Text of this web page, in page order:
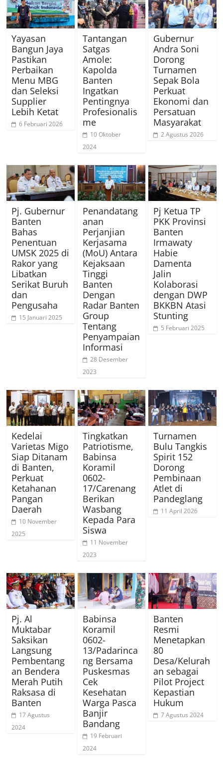
Yayasan
Bangun Jaya
Pastikan
Perbaikan
Menu MBG
dan Seleksi
Supplier
Lebih Ketat
6 Februari 2026
Tantangan
Satgas
Amole:
Kapolda
Banten
Ingatkan
Pentingnya
Profesionalis
me
10 Oktober
2024
Gubernur
Andra Soni
Dorong
Turnamen
Sepak Bola
Perkuat
Ekonomi dan
Persatuan
Masyarakat
2 Agustus 2026
Pj. Gubernur
Banten
Bahas
Penentuan
UMSK 2025 di
Rakor yang
Libatkan
Serikat Buruh
dan
Pengusaha
15 Januari 2025
Penandatang
anan
Perjanjian
Kerjasama
(MoU) Antara
Kejaksaan
Tinggi
Banten
Dengan
Radar Banten
Group
Tentang
Penyampaian
Informasi
28 Desember
2023
Pj Ketua TP
PKK Provinsi
Banten
Irmawaty
Habie
Damenta
Jalin
Kolaborasi
dengan DWP
BKKBN Atasi
Stunting
5 Februari 2025
Kedelai
Varietas Migo
Siap Ditanam
di Banten,
Perkuat
Ketahanan
Pangan
Daerah
10 November
2025
Tingkatkan
Patriotisme,
Babinsa
Koramil
0602-
17/Carenang
Berikan
Wasbang
Kepada Para
Siswa
11 November
2023
Turnamen
Bulu Tangkis
Spirit 152
Dorong
Pembinaan
Atlet di
Pandeglang
11 April 2026
Pj. Al
Muktabar
Saksikan
Langsung
Pembentang
an Bendera
Merah Putih
Raksasa di
Banten
17 Agustus
2024
Babinsa
Koramil
0602-
13/Padarinca
ng Bersama
Puskesmas
Cek
Kesehatan
Warga Pasca
Banjir
Bandang
19 Februari
2024
Banten
Resmi
Menetapkan
80
Desa/Kelurah
an sebagai
Pilot Project
Kepastian
Hukum
7 Agustus 2024